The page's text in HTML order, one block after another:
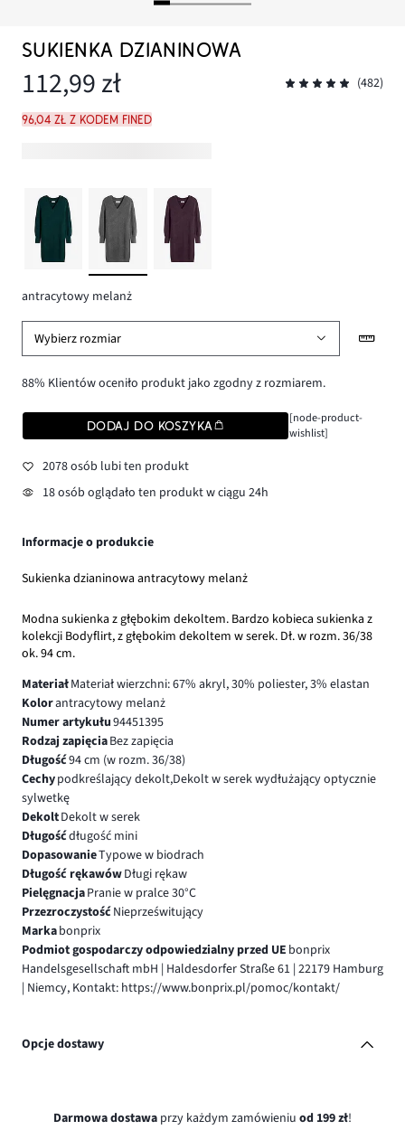
SUKIENKA DZIANINOWA
112,99 zł (482)
96,04 zł z kodem FINED
antracytowy melanż
Wybierz rozmiar
88% Klientów oceniło produkt jako zgodny z rozmiarem.
DODAJ DO KOSZYKA
[node-product-
wishlist]
2078 osób lubi ten produkt
18 osób oglądało ten produkt w ciągu 24h
Informacje o produkcie
Sukienka dzianinowa antracytowy melanż
Modna sukienka z głębokim dekoltem. Bardzo kobieca sukienka z
kolekcji Bodyflirt, z głębokim dekoltem w serek. Dł. w rozm. 36/38
ok. 94 cm.
MateriałMateriał wierzchni: 67% akryl, 30% poliester, 3% elastan
Kolorantracytowy melanż
Numer artykułu94451395
Rodzaj zapięciaBez zapięcia
Długość94 cm (w rozm. 36/38)
Cechypodkreślający dekolt,Dekolt w serek wydłużający optycznie
sylwetkę
DekoltDekolt w serek
Długośćdługość mini
DopasowanieTypowe w biodrach
Długość rękawówDługi rękaw
PielęgnacjaPranie w pralce 30°C
PrzezroczystośćNieprześwitujący
Markabonprix
Podmiot gospodarczy odpowiedzialny przed UE bonprix
Handelsgesellschaft mbH | Haldesdorfer Straße 61 | 22179 Hamburg
| Niemcy, Kontakt: https://www.bonprix.pl/pomoc/kontakt/
Opcje dostawy
Darmowa dostawa przy każdym zamówieniu od 199 zł!